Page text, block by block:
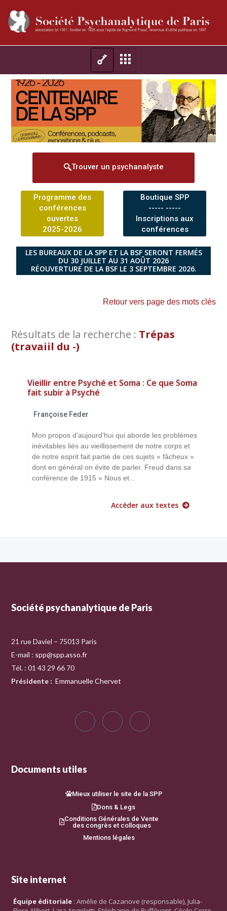
Trouver un psychanalyste
Programme des
conférences
ouvertes
2025-2026
Boutique SPP
----- -----
Inscriptions aux
conférences
LES BUREAUX DE LA SPP ET LA BSF SERONT FERMÉS
DU 30 JUILLET AU 31 AOÛT 2026
RÉOUVERTURE DE LA BSF LE 3 SEPTEMBRE 2026.
Retour vers page des mots clés
Résultats de la recherche : Trépas
(travaiil du -)
Vieillir entre Psyché et Soma : Ce que Soma
fait subir à Psyché
Françoise Feder
Mon propos d’aujourd’hui qui aborde les problèmes
inévitables liés au vieillissement de notre corps et
de notre esprit fait partie de ces sujets « fâcheux »
dont en général on évite de parler. Freud dans sa
conférence de 1915 « Nous et...
Accéder aux textes
Société psychanalytique de Paris
21 rue Daviel – 75013 Paris
E-mail : spp@spp.asso.fr
Tél. : 01 43 29 66 70
Présidente : Emmanuelle Chervet
Documents utiles
Mieux utiliser le site de la SPP
Dons & Legs
Conditions Générales de Vente
des congrès et colloques
Mentions légales
Site internet
Équipe éditoriale : Amélie de Cazanove (responsable), Julia-